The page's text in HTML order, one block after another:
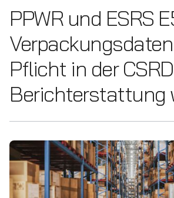
PPWR und ESRS
Pflicht in der
Berichterstattung